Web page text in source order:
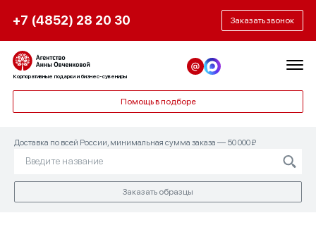
+7 (4852) 28 20 30 Заказать звонок
Корпоративные подарки и бизнес-сувениры
Помощь в подборе
Доставка по всей России, минимальная сумма заказа — 50 000 ₽
Заказать образцы